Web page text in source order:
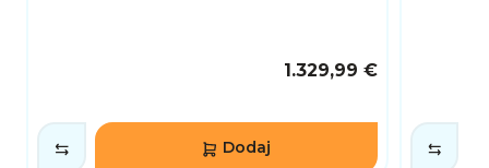
1.329,99 €
Dodaj